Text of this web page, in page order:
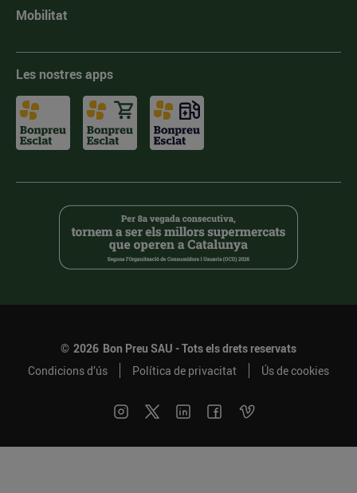
Mobilitat
Les nostres apps
© 2026 Bon Preu SAU - Tots els drets reservats
Condicions d’ús
Política de privacitat Ús de cookies